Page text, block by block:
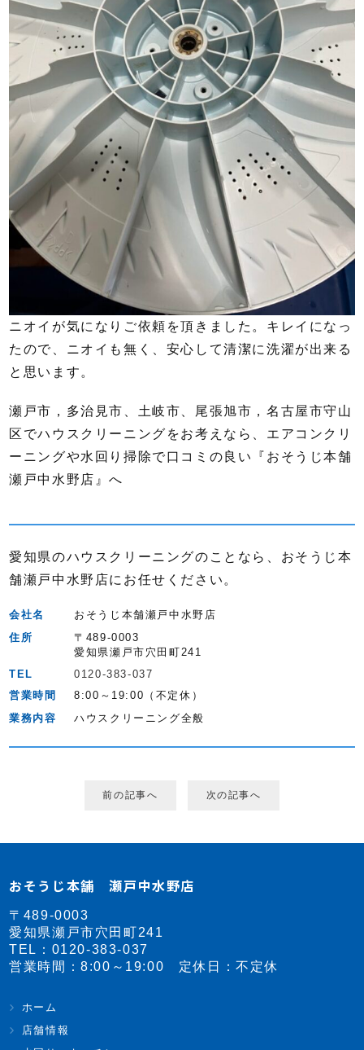
ニオイが気になりご依頼を頂きました。キレイになっ
たので、ニオイも無く、安心して清潔に洗濯が出来る
と思います。
瀬戸市，多治見市、土岐市、尾張旭市，名古屋市守山
区でハウスクリーニングをお考えなら、エアコンクリ
ーニングや水回り掃除で口コミの良い『おそうじ本舗
瀬戸中水野店』へ
愛知県のハウスクリーニングのことなら、おそうじ本
舗瀬戸中水野店にお任せください。
会社名
おそうじ本舗瀬戸中水野店
住所
〒489-0003
愛知県瀬戸市穴田町241
TEL
0120-383-037
営業時間
8:00～19:00（不定休）
業務内容
ハウスクリーニング全般
前の記事へ 次の記事へ
おそうじ本舗 瀬戸中水野店
〒489-0003
愛知県瀬戸市穴田町241
TEL： 0120-383-037
営業時間：8:00～19:00 定休日：不定休
ホーム
店舗情報